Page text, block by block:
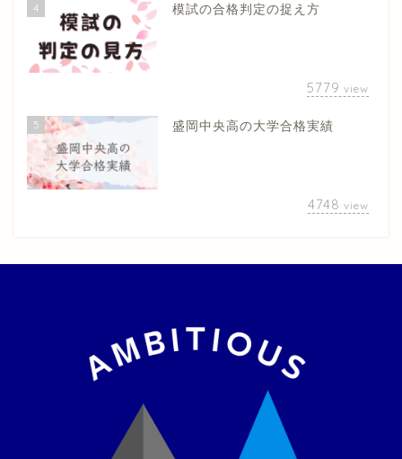
4 模試の合格判定の捉え方
5779 view
5 盛岡中央高の大学合格実績
4748 view